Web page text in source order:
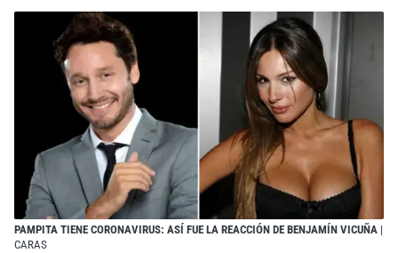
PAMPITA TIENE CORONAVIRUS: ASÍ FUE LA REACCIÓN DE BENJAMÍN VICUÑA |
CARAS